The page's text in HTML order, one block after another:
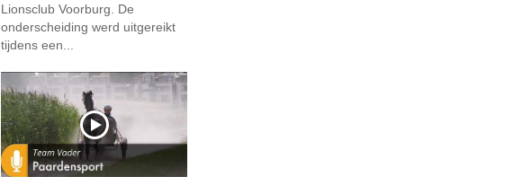
Lionsclub Voorburg. De
onderscheiding werd uitgereikt
tijdens een...